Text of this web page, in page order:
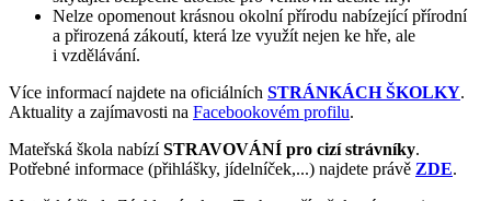
Nelze opomenout krásnou okolní přírodu nabízející přírodní
a přirozená zákoutí, která lze využít nejen ke hře, ale
i vzdělávání.
Více informací najdete na oficiálních STRÁNKÁCH ŠKOLKY.
Aktuality a zajímavosti na Facebookovém profilu.
Mateřská škola nabízíSTRAVOVÁNÍ pro cizí strávníky.
Potřebné informace (přihlášky, jídelníček,...) najdete právě ZDE.